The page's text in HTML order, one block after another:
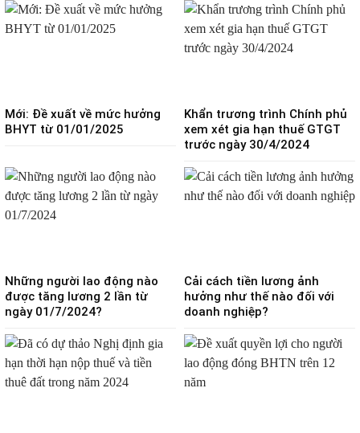
Mới: Đề xuất về mức hưởng
BHYT từ 01/01/2025
Khẩn trương trình Chính phủ
xem xét gia hạn thuế GTGT
trước ngày 30/4/2024
Những người lao động nào
được tăng lương 2 lần từ
ngày 01/7/2024?
Cải cách tiền lương ảnh
hưởng như thế nào đối với
doanh nghiệp?